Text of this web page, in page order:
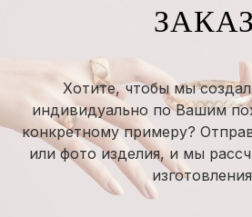
ЗАКАЗ
Хотите, чтобы мы
индивидуально по Вашим
конкретному примеру?
или фото изделия, и мы